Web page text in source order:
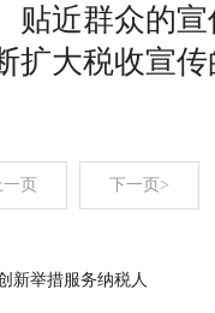
贴近群众的
扩大税收宣
页 下一页>
新举措服务纳税人